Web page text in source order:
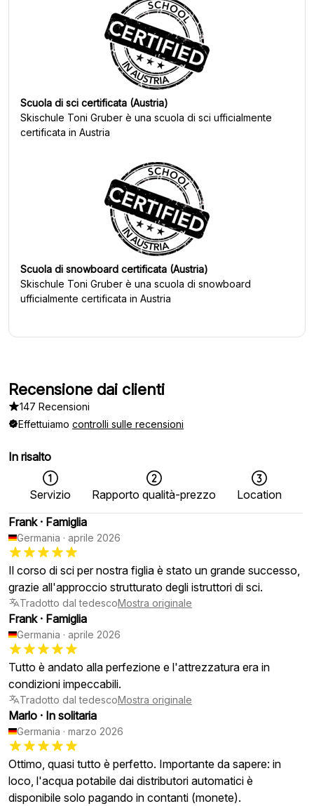
Scuola di sci certificata (Austria)
Skischule Toni Gruber è una scuola di sci ufficialmente
certificata in Austria
Scuola di snowboard certificata (Austria)
Skischule Toni Gruber è una scuola di snowboard
ufficialmente certificata in Austria
Recensione dai clienti
147 Recensioni
Effettuiamo controlli sulle recensioni
In risalto
Servizio Rapporto qualità-prezzo
Location
Frank · Famiglia
Germania · aprile 2026
Il corso di sci per nostra figlia è stato un grande successo,
grazie all'approccio strutturato degli istruttori di sci.
Tradotto dal tedescoMostra originale
Frank · Famiglia
Germania · aprile 2026
Tutto è andato alla perfezione e l'attrezzatura era in
condizioni impeccabili.
Tradotto dal tedescoMostra originale
Marlo · In solitaria
Germania · marzo 2026
Ottimo, quasi tutto è perfetto. Importante da sapere: in
loco, l'acqua potabile dai distributori automatici è
disponibile solo pagando in contanti (monete).